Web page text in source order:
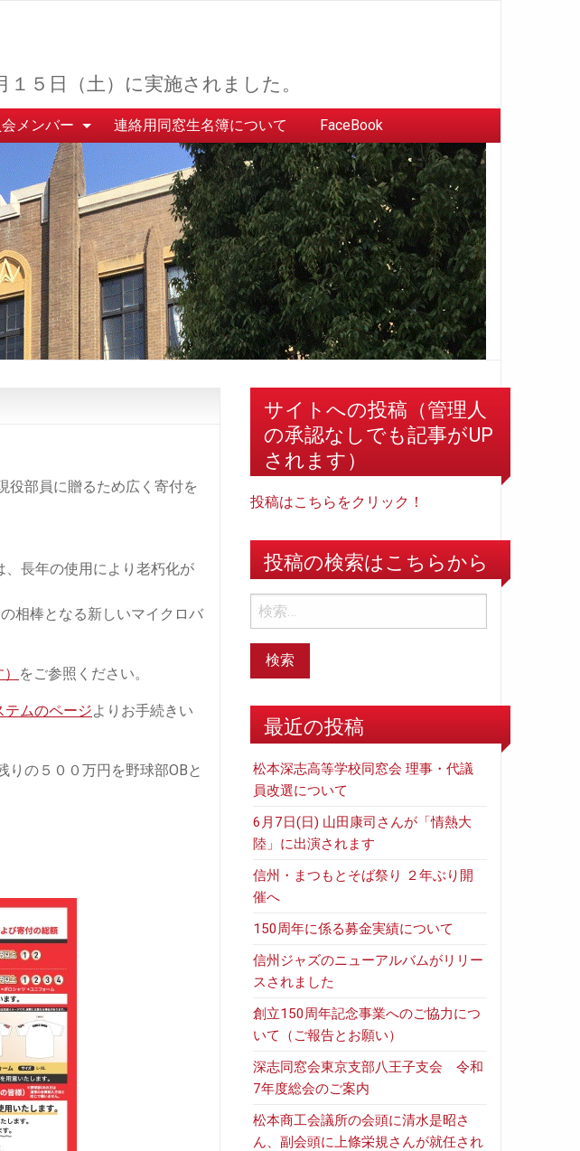
５日（土）に実施されました。
メンバー 連絡用同窓生名簿について FaceBook
役部員に贈るため広く寄付を
長年の使用により老朽化が
相棒となる新しいマイクロバ
をご参照ください。
テムのページよりお手続きい
りの５００万円を野球部OBと
サイトへの投稿（管理人
の承認なしでも記事がUP
されます）
投稿はこちらをクリック！
投稿の検索はこちらから
最近の投稿
松本深志高等学校同窓会 理事・代議
員改選について
6月7日(日) 山田康司さんが「情熱大
陸」に出演されます
信州・まつもとそば祭り ２年ぶり開
催へ
150周年に係る募金実績について
信州ジャズのニューアルバムがリリー
スされました
創立150周年記念事業へのご協力につ
いて（ご報告とお願い）
深志同窓会東京支部八王子支会 令和
7年度総会のご案内
松本商工会議所の会頭に清水是昭さ
ん、副会頭に上條栄規さんが就任され